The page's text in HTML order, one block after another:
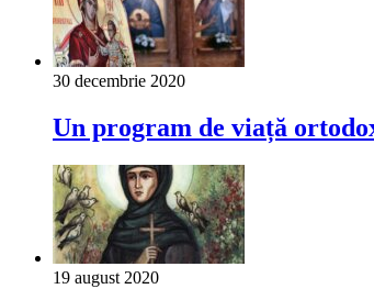
30 decembrie 2020
Un program de viață
19 august 2020